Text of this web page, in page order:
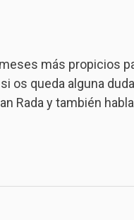
más propicios
os queda alguna
Rada y también